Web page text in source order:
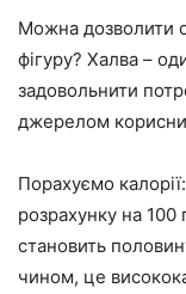
Можна дозволити
фігуру? Халва –
задовольнити
джерелом
Порахуємо
розрахунку на
становить
чином, це